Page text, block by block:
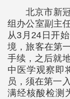
北京市新
组办公室副主
从3月24日开
境，旅客在第
手续，之后就
中医学观察
员，须在第一
满经核酸检测